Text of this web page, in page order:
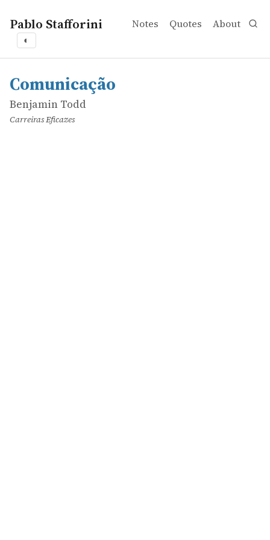
Pablo Stafforini Notes Quotes About
◐
works
Benjamin Todd
Comunicação
online
Comunicação
Benjamin Todd
Carreiras Eficazes